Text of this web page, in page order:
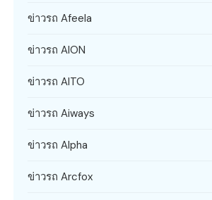
ข่าวรถ Afeela
ข่าวรถ AION
ข่าวรถ AITO
ข่าวรถ Aiways
ข่าวรถ Alpha
ข่าวรถ Arcfox